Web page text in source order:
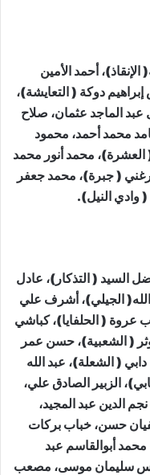
أحمد الأمين
دوكة ( التعايشة)،
الماجد عثمان، صلاح
محمد أحمد، محمود
محمد أنور محمد
( جبرة)، محمد جعفر
( وادي النيل).
( التذكار)، عادل
الجيلي)، أشرف علي
عروة ( الحلفايا)، كباشي
( الشعبية)، حسن عمر
( الشعلة)، عبد الله
الزبير الصادق علي،
الدين عبد المجيد،
حسن، خباب بركات
أبوالقاسم عبد
سليمان موسى، مصعب